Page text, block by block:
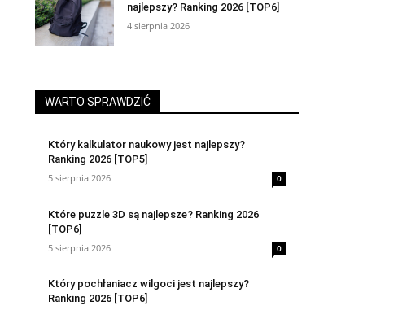
najlepszy? Ranking 2026 [TOP6]
4 sierpnia 2026
WARTO SPRAWDZIĆ
Który kalkulator naukowy jest najlepszy?
Ranking 2026 [TOP5]
5 sierpnia 2026
0
Które puzzle 3D są najlepsze? Ranking 2026
[TOP6]
5 sierpnia 2026
0
Który pochłaniacz wilgoci jest najlepszy?
Ranking 2026 [TOP6]